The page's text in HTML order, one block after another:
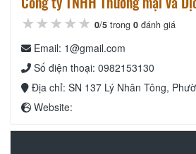
★★★★★
★★★★★
★★★★★ 0/5 trong 0 đánh giá
Email: 1@gmail.com
Số điện thoại: 0982153130
Địa chỉ: SN 137 Lý Nhân Tông,
Website: